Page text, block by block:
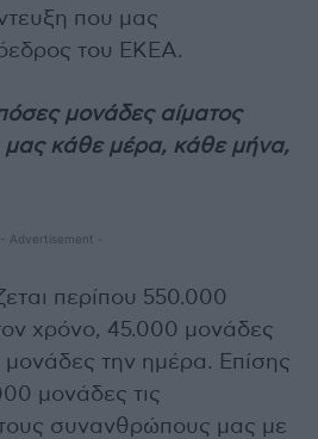
που μας
του ΕΚΕΑ.
μονάδες αίματος
μας κάθε μέρα, κάθε μήνα,
- Advertisement -
περίπου 550.000
χρόνο, 45.000 μονάδες
μονάδες την ημέρα. Επίσης
μονάδες τις
συνανθρώπους μας με